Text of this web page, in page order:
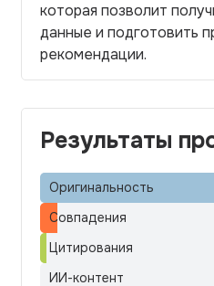
которая позволит
данные и подготовить
рекомендации.
Результаты
Оригинальность
Совпадения
Цитирования
ИИ-контент